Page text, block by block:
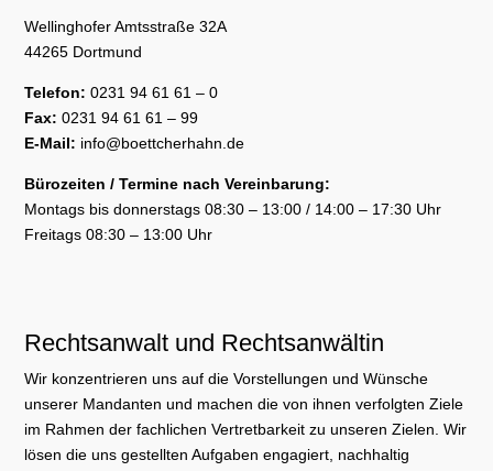
Wellinghofer Amtsstraße 32A
44265 Dortmund
Telefon: 0231 94 61 61 – 0
Fax: 0231 94 61 61 – 99
E-Mail: info@boettcherhahn.de
Bürozeiten / Termine nach Vereinbarung:
Montags bis donnerstags 08:30 – 13:00 / 14:00 – 17:30 Uhr
Freitags 08:30 – 13:00 Uhr
Rechtsanwalt und Rechtsanwältin
Wir konzentrieren uns auf die Vorstellungen und Wünsche
unserer Mandanten und machen die von ihnen verfolgten Ziele
im Rahmen der fachlichen Vertretbarkeit zu unseren Zielen. Wir
lösen die uns gestellten Aufgaben engagiert, nachhaltig